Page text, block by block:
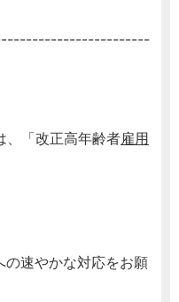
、「改正高年齢者雇用
の速やかな対応をお願